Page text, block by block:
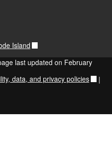
Island
last updated on February
data, and privacy policies |